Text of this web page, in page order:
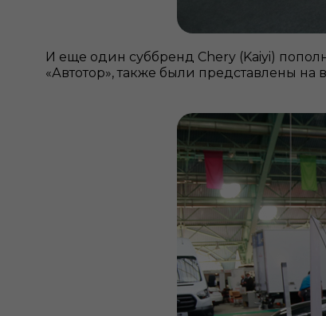
И еще один суббренд Chery (Kaiyi)
«Автотор», также были представлены на